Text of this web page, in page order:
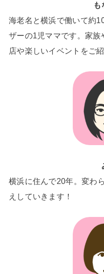
も
海老名と横浜で働いて約
ザーの1児ママです。家
店や楽しいイベントをご紹
横浜に住んで20年。変わ
えしていきます！